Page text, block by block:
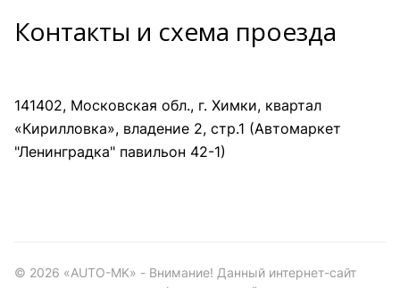
Контакты и схема проезда
141402, Московская обл., г. Химки, квартал
«Кирилловка», владение 2, стр.1 (Автомаркет
"Ленинградка" павильон 42-1)
© 2026 «AUTO-MK» - Внимание! Данный интернет-сайт